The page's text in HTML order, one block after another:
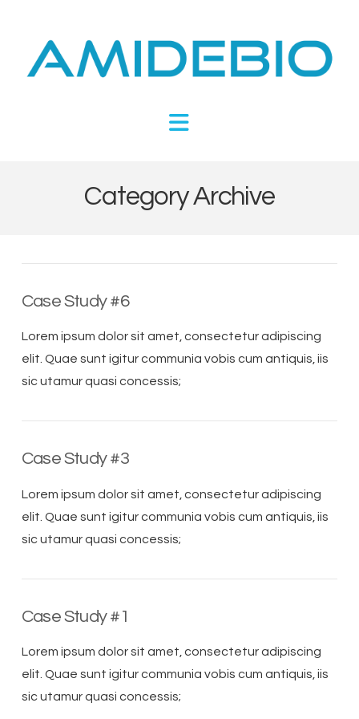
Novel
Peptides
Metabolic
Disease
Navigation
Category Archive
Case Study #6
Lorem ipsum dolor sit amet, consectetur adipiscing
elit. Quae sunt igitur communia vobis cum antiquis, iis
sic utamur quasi concessis;
Case Study #3
Lorem ipsum dolor sit amet, consectetur adipiscing
elit. Quae sunt igitur communia vobis cum antiquis, iis
sic utamur quasi concessis;
Case Study #1
Lorem ipsum dolor sit amet, consectetur adipiscing
elit. Quae sunt igitur communia vobis cum antiquis, iis
sic utamur quasi concessis;